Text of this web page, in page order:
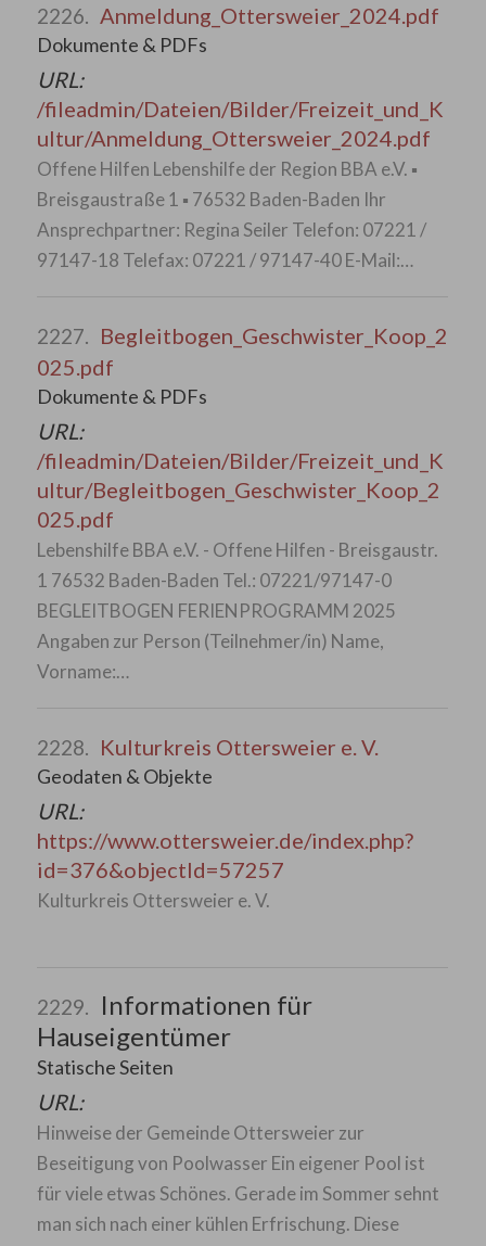
2226. Anmeldung_Ottersweier_2024.pdf
Dokumente & PDFs
URL:
/fileadmin/Dateien/Bilder/Freizeit_und_K
ultur/Anmeldung_Ottersweier_2024.pdf
Offene Hilfen Lebenshilfe der Region BBA e.V. ▪
Breisgaustraße 1 ▪ 76532 Baden-Baden Ihr
Ansprechpartner: Regina Seiler Telefon: 07221 /
97147-18 Telefax: 07221 / 97147-40 E-Mail:…
2227. Begleitbogen_Geschwister_Koop_2
025.pdf
Dokumente & PDFs
URL:
/fileadmin/Dateien/Bilder/Freizeit_und_K
ultur/Begleitbogen_Geschwister_Koop_2
025.pdf
Lebenshilfe BBA e.V. - Offene Hilfen - Breisgaustr.
1 76532 Baden-Baden Tel.: 07221/97147-0
BEGLEITBOGEN FERIENPROGRAMM 2025
Angaben zur Person (Teilnehmer/in) Name,
Vorname:…
2228. Kulturkreis Ottersweier e. V.
Geodaten & Objekte
URL:
https://www.ottersweier.de/index.php?
id=376&objectId=57257
Kulturkreis Ottersweier e. V.
2229.
Informationen für
Hauseigentümer
Statische Seiten
URL:
Hinweise der Gemeinde Ottersweier zur
Beseitigung von Poolwasser Ein eigener Pool ist
für viele etwas Schönes. Gerade im Sommer sehnt
man sich nach einer kühlen Erfrischung. Diese